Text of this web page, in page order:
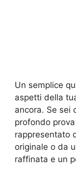
Un semplice
aspetti della
ancora. Se sei
profondo
rappresentato
originale o da
raffinata e un